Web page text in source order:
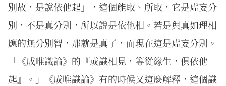
別故，是說依他起」，這個能取、所取，它是虛妄分
別，不是真分別，所以說是依他相。若是與真如理相
應的無分別智，那就是真了，而現在這是虛妄分別。
「《成唯識論》的『或識相見，等從緣生，俱依他
起』。」《成唯識論》有的時候又這麼解釋，這個識